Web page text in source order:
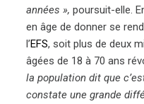
années », poursuit-elle.
en âge de donner se
l’EFS, soit plus de deux
âgées de 18 à 70 ans
la population dit que
constate une grande